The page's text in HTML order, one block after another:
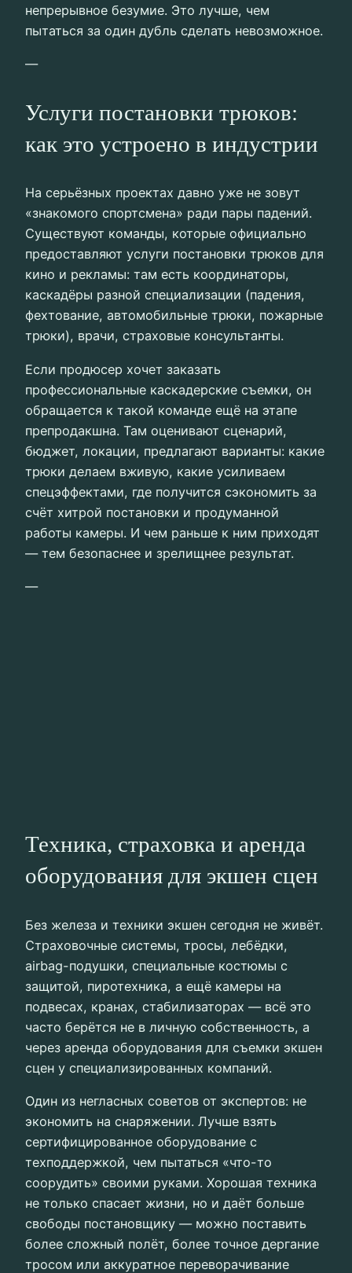
непрерывное безумие. Это лучше, чем
пытаться за один дубль сделать невозможное.
—
Услуги постановки трюков:
как это устроено в индустрии
На серьёзных проектах давно уже не зовут
«знакомого спортсмена» ради пары падений.
Существуют команды, которые официально
предоставляют услуги постановки трюков для
кино и рекламы: там есть координаторы,
каскадёры разной специализации (падения,
фехтование, автомобильные трюки, пожарные
трюки), врачи, страховые консультанты.
Если продюсер хочет заказать
профессиональные каскадерские съемки, он
обращается к такой команде ещё на этапе
препродакшна. Там оценивают сценарий,
бюджет, локации, предлагают варианты: какие
трюки делаем вживую, какие усиливаем
спецэффектами, где получится сэкономить за
счёт хитрой постановки и продуманной
работы камеры. И чем раньше к ним приходят
— тем безопаснее и зрелищнее результат.
—
Техника, страховка и аренда
оборудования для экшен сцен
Без железа и техники экшен сегодня не живёт.
Страховочные системы, тросы, лебёдки,
airbag-подушки, специальные костюмы с
защитой, пиротехника, а ещё камеры на
подвесах, кранах, стабилизаторах — всё это
часто берётся не в личную собственность, а
через аренда оборудования для съемки экшен
сцен у специализированных компаний.
Один из негласных советов от экспертов: не
экономить на снаряжении. Лучше взять
сертифицированное оборудование с
техподдержкой, чем пытаться «что-то
соорудить» своими руками. Хорошая техника
не только спасает жизни, но и даёт больше
свободы постановщику — можно поставить
более сложный полёт, более точное дергание
тросом или аккуратное переворачивание